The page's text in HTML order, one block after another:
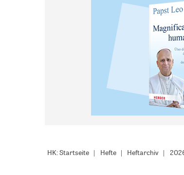
HK: Startseite Hefte Heftarchiv